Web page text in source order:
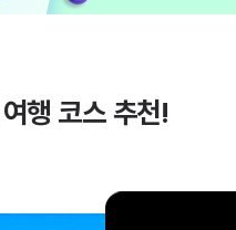
행 코스 추천!